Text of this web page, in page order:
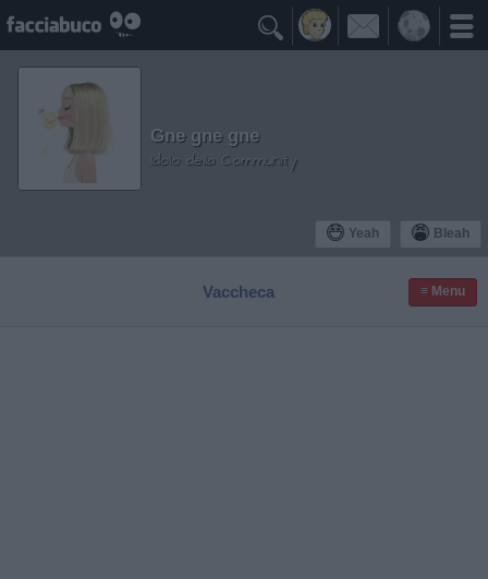

Yeah Bleah
Gne gne gne
Idolo della Community
Vaccheca ≡ Menu